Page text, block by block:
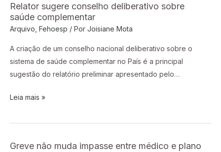
Relator sugere conselho deliberativo sobre
saúde complementar
Arquivo Fehoesp / Por Joisiane Mota
A criação de um conselho nacional deliberativo sobre o
sistema de saúde complementar no País é a principal
sugestão do relatório preliminar apresentado pelo…
Relator
sugere
conselho
deliberativo
sobre
Leia mais »
Greve não muda impasse entre médico e plano
Greve